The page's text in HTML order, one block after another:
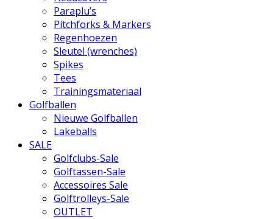
Paraplu’s
Pitchforks & Markers
Regenhoezen
Sleutel (wrenches)
Spikes
Tees
Trainingsmateriaal
Golfballen
Nieuwe Golfballen
Lakeballs
SALE
Golfclubs-Sale
Golftassen-Sale
Accessoires Sale
Golftrolleys-Sale
OUTLET